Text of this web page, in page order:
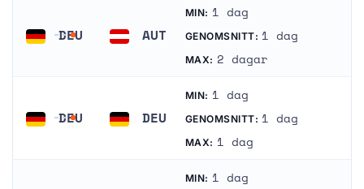
DEU AUT
MIN: 1 dag
GENOMSNITT: 1 dag
MAX: 2 dagar
DEU DEU
MIN: 1 dag
GENOMSNITT: 1 dag
MAX: 1 dag
MIN: 1 dag